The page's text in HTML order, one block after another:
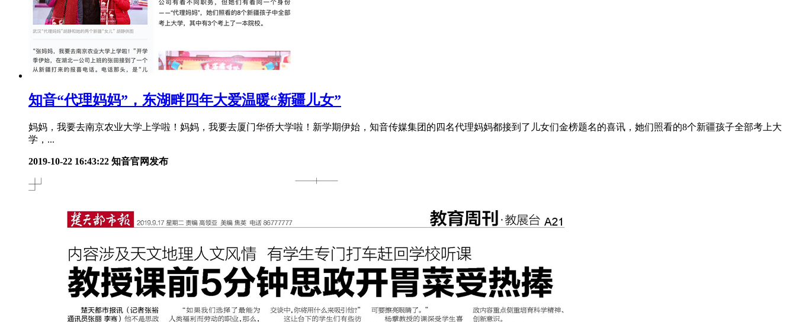
知音“代理妈妈”，东湖畔四年大爱温暖“新疆儿女”
妈妈，我要去南京农业大学上学啦！妈妈，我要去厦门华侨大学啦！新学期伊始，知音传媒集团的四名代理妈妈都接到了儿女们金榜题名的喜讯，她们照看的8个新疆孩子全部考上大
学，...
2019-10-22 16:43:22 知音官网发布